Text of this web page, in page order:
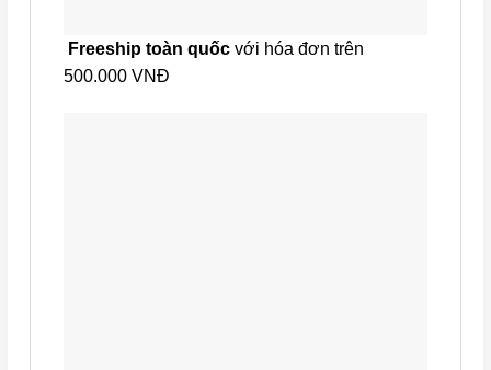
Freeship toàn quốc với hóa đơn trên
500.000 VNĐ